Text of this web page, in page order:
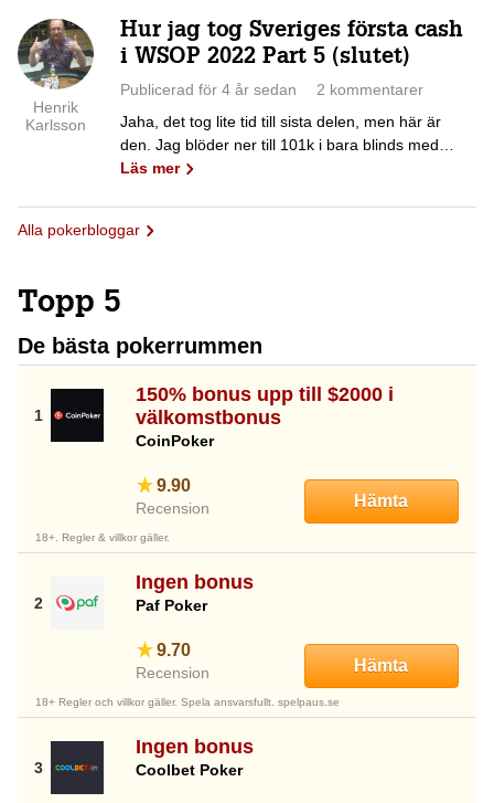
Henrik
Karlsson
Hur jag tog Sveriges första cash
i WSOP 2022 Part 5 (slutet)
Publicerad för 4 år sedan
2 kommentarer
Jaha, det tog lite tid till sista delen, men här är
den. Jag blöder ner till 101k i bara blinds med…
Läs mer
Alla pokerbloggar
Topp 5
De bästa pokerrummen
150% bonus upp till $2000 i
välkomstbonus
CoinPoker
9.90
Recension Hämta
18+. Regler & villkor gäller.
Ingen bonus
Paf Poker
9.70
Recension Hämta
18+ Regler och villkor gäller. Spela ansvarsfullt. spelpaus.se
Ingen bonus
Coolbet Poker